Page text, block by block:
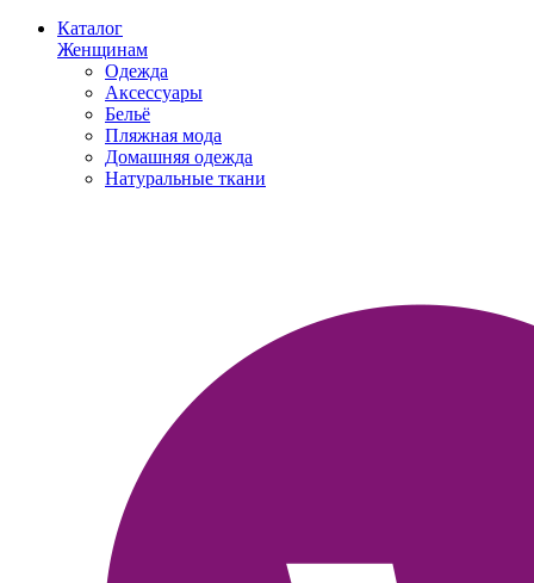
Каталог
Женщинам
Одежда
Аксессуары
Бельё
Пляжная мода
Домашняя одежда
Натуральные ткани